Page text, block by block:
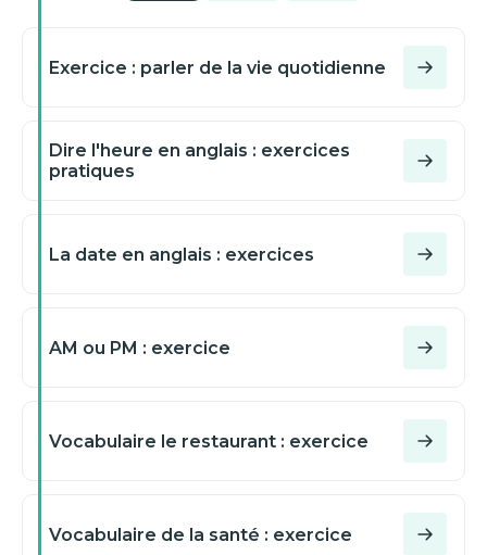
Exercice : parler de la vie quotidienne
Dire l'heure en anglais : exercices
pratiques
La date en anglais : exercices
AM ou PM : exercice
Vocabulaire le restaurant : exercice
Vocabulaire de la santé : exercice